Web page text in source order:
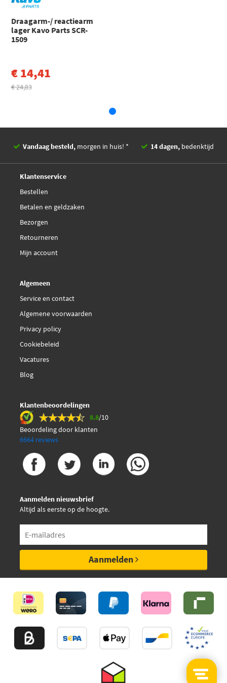
Draagarm-/ reactiearm
lager Kavo Parts SCR-
1509
€ 14,41
€ 24,83
Vandaag besteld, morgen in huis! * 14 dagen, bedenktijd
Klantenservice
Bestellen
Betalen en geldzaken
Bezorgen
Retourneren
Mijn account
Algemeen
Service en contact
Algemene voorwaarden
Privacy policy
Cookiebeleid
Vacatures
Blog
Klantenbeoordelingen
8.8/10
Beoordeling door klanten
6664 reviews
Aanmelden nieuwsbrief
Altijd als eerste op de hoogte.
Aanmelden